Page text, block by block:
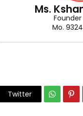
Ms.
Mo.
Twitter